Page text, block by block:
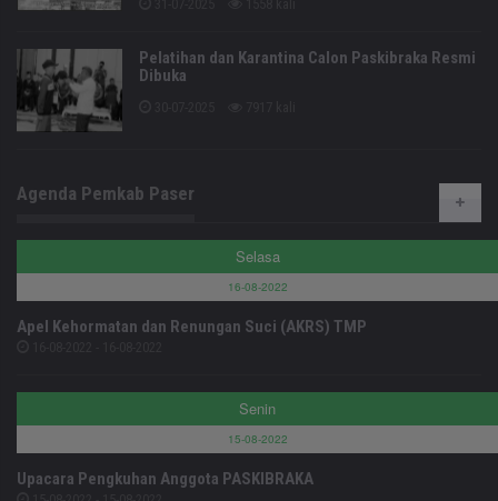
Pelatihan dan Karantina Calon Paskibraka Resmi
Dibuka
Agenda Pemkab Paser
Selasa
16-08-2022
Apel Kehormatan dan Renungan Suci (AKRS) TMP
Senin
15-08-2022
Upacara Pengkuhan Anggota PASKIBRAKA